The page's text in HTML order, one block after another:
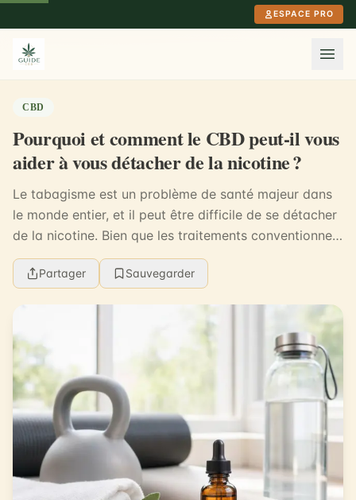
ESPACE PRO
CBD
Pourquoi et comment le CBD peut-il vous
aider à vous détacher de la nicotine ?
Le tabagisme est un problème de santé majeur dans
le monde entier, et il peut être difficile de se détacher
de la nicotine. Bien que les traitements conventionnels
tels que les patchs, les gommes à m...
Partager Sauvegarder